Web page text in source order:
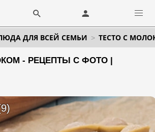
ДЛЯ ВСЕЙ СЕМЬИ ТЕСТО С
- РЕЦЕПТЫ С ФОТО |